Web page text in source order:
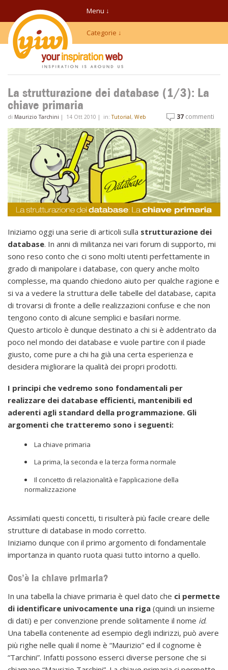
Menu ↓
Categorie ↓
La strutturazione dei database (1/3): La
chiave primaria
di Maurizio Tarchini | 14 Ott 2010 | in:Tutorial, Web 37 commenti
Iniziamo oggi una serie di articoli sulla strutturazione dei
database. In anni di militanza nei vari forum di supporto, mi
sono reso conto che ci sono molti utenti perfettamente in
grado di manipolare i database, con query anche molto
complesse, ma quando chiedono aiuto per qualche ragione e
si va a vedere la struttura delle tabelle del database, capita
di trovarsi di fronte a delle realizzazioni confuse e che non
tengono conto di alcune semplici e basilari norme.
Questo articolo è dunque destinato a chi si è addentrato da
poco nel mondo dei database e vuole partire con il piade
giusto, come pure a chi ha già una certa esperienza e
desidera migliorare la qualità dei propri prodotti.
I principi che vedremo sono fondamentali per
realizzare dei database efficienti, mantenibili ed
aderenti agli standard della programmazione. Gli
argomenti che tratteremo sono i seguenti:
La chiave primaria
La prima, la seconda e la terza forma normale
Il concetto di relazionalità e l’applicazione della
normalizzazione
Assimilati questi concetti, ti risulterà più facile creare delle
strutture di database in modo corretto.
Iniziamo dunque con il primo argomento di fondamentale
importanza in quanto ruota quasi tutto intorno a quello.
Cos’è la chiave primaria?
In una tabella la chiave primaria è quel dato che ci permette
di identificare univocamente una riga (quindi un insieme
di dati) e per convenzione prende solitamente il nome id.
Una tabella contenente ad esempio degli indirizzi, può avere
più righe nelle quali il nome è “Maurizio” ed il cognome è
“Tarchini”. Infatti possono esserci diverse persone che si